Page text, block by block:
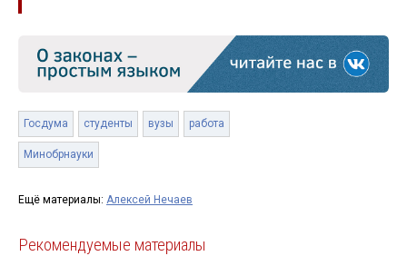
Госдума студенты вузы работа
Минобрнауки
Ещё материалы: Алексей Нечаев
Рекомендуемые материалы